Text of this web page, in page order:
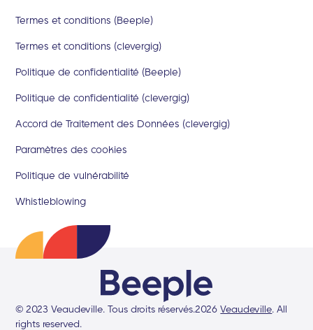
Termes et conditions (Beeple)
Termes et conditions (clevergig)
Politique de confidentialité (Beeple)
Politique de confidentialité (clevergig)
Accord de Traitement des Données (clevergig)
Paramètres des cookies
Politique de vulnérabilité
Whistleblowing
© 2023 Veaudeville. Tous droits réservés.2026 Veaudeville. All
rights reserved.